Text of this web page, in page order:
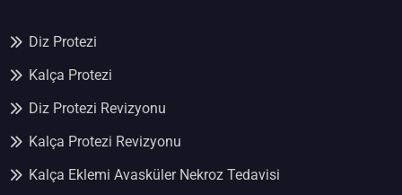
Diz Protezi
Kalça Protezi
Diz Protezi Revizyonu
Kalça Protezi Revizyonu
Kalça Eklemi Avasküler Nekroz Tedavisi